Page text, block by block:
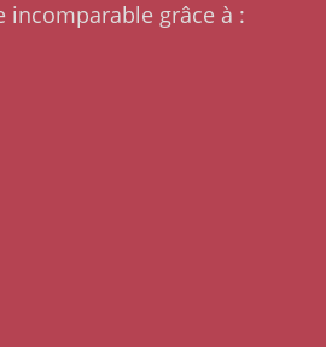
incomparable grâce à :